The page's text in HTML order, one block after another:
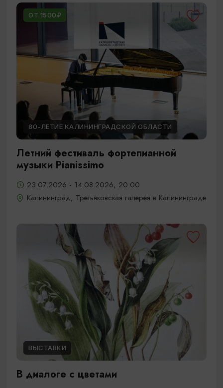
ОТ 1500₽
80-ЛЕТИЕ КАЛИНИНГРАДСКОЙ ОБЛАСТИ
Летний фестиваль фортепианной
музыки Pianissimo
23.07.2026 - 14.08.2026, 20:00
Калининград, Третьяковская галерея в Калининграде
ВЫСТАВКИ
В диалоге с цветами